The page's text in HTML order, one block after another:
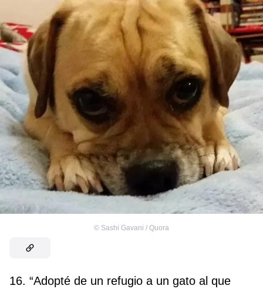
© Sashi Gavani / Quora
16. “Adopté de un refugio a un gato al que